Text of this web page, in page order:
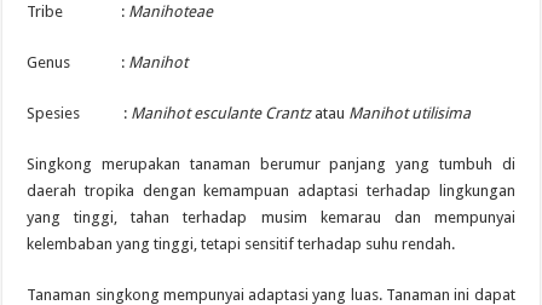
Tribe : Manihoteae
Genus : Manihot
Spesies : Manihot esculante Crantz atau Manihot utilisima
Singkong merupakan tanaman berumur panjang yang tumbuh di
daerah tropika dengan kemampuan adaptasi terhadap lingkungan
yang tinggi, tahan terhadap musim kemarau dan mempunyai
kelembaban yang tinggi, tetapi sensitif terhadap suhu rendah.
Tanaman singkong mempunyai adaptasi yang luas. Tanaman ini dapat